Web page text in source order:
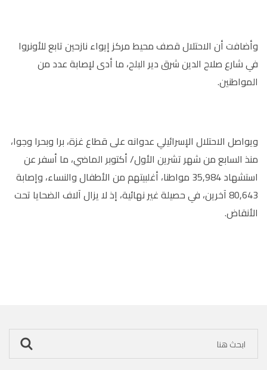
وأضافت أن الاحتلال قصف محيط مركز إيواء نازحين تابع للأونروا
في شارع صلاح الدين شرق دير البلح، ما أدى لإصابة عدد من
المواطنين.
ويواصل الاحتلال الإسرائيلي عدوانه على قطاع غزة، برا وبحرا وجوا،
منذ السابع من شهر تشرين الأول/ أكتوبر الماضي، ما أسفر عن
استشهاد 35,984 مواطنا، أغلبيتهم من الأطفال والنساء، وإصابة
80,643 آخرين، في حصيلة غير نهائية، إذ لا يزال آلاف الضحايا تحت
الأنقاض.